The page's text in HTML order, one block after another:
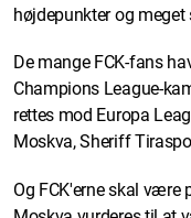
højdepunkter og
De mange FCK-fans
Champions League-
rettes mod Europa
Moskva, Sheriff
Og FCK'erne skal